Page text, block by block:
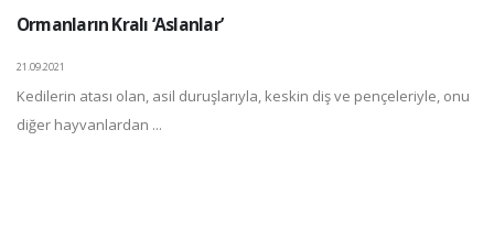
Ormanların Kralı ‘Aslanlar’
21.09.2021
Kedilerin atası olan, asil duruşlarıyla, keskin diş ve pençeleriyle, onu
diğer hayvanlardan ...